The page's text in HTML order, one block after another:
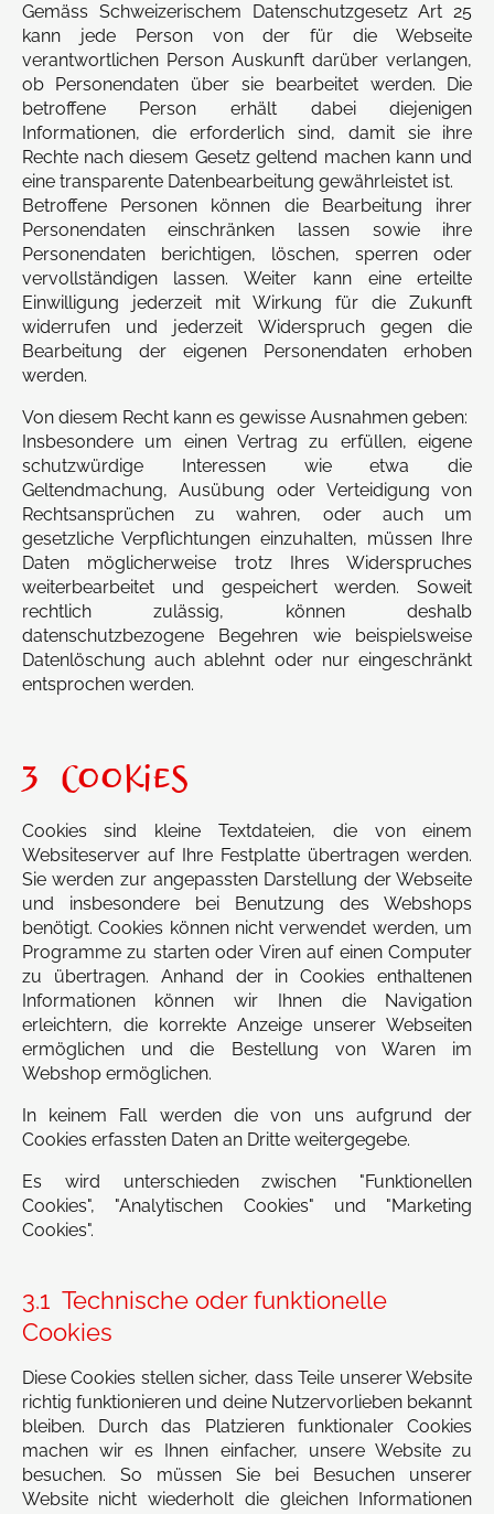
Gemäss Schweizerischem Datenschutzgesetz Art 25
kann jede Person von der für die Webseite
verantwortlichen Person Auskunft darüber verlangen,
ob Personendaten über sie bearbeitet werden. Die
betroffene Person erhält dabei diejenigen
Informationen, die erforderlich sind, damit sie ihre
Rechte nach diesem Gesetz geltend machen kann und
eine transparente Datenbearbeitung gewährleistet ist.
Betroffene Personen können die Bearbeitung ihrer
Personendaten einschränken lassen sowie ihre
Personendaten berichtigen, löschen, sperren oder
vervollständigen lassen. Weiter kann eine erteilte
Einwilligung jederzeit mit Wirkung für die Zukunft
widerrufen und jederzeit Widerspruch gegen die
Bearbeitung der eigenen Personendaten erhoben
werden.
Von diesem Recht kann es gewisse Ausnahmen geben:
Insbesondere um einen Vertrag zu erfüllen, eigene
schutzwürdige Interessen wie etwa die
Geltendmachung, Ausübung oder Verteidigung von
Rechtsansprüchen zu wahren, oder auch um
gesetzliche Verpflichtungen einzuhalten, müssen Ihre
Daten möglicherweise trotz Ihres Widerspruches
weiterbearbeitet und gespeichert werden. Soweit
rechtlich zulässig, können deshalb
datenschutzbezogene Begehren wie beispielsweise
Datenlöschung auch ablehnt oder nur eingeschränkt
entsprochen werden.
3 COOKIES
Cookies sind kleine Textdateien, die von einem
Websiteserver auf Ihre Festplatte übertragen werden.
Sie werden zur angepassten Darstellung der Webseite
und insbesondere bei Benutzung des Webshops
benötigt. Cookies können nicht verwendet werden, um
Programme zu starten oder Viren auf einen Computer
zu übertragen. Anhand der in Cookies enthaltenen
Informationen können wir Ihnen die Navigation
erleichtern, die korrekte Anzeige unserer Webseiten
ermöglichen und die Bestellung von Waren im
Webshop ermöglichen.
In keinem Fall werden die von uns aufgrund der
Cookies erfassten Daten an Dritte weitergegebe.
Es wird unterschieden zwischen "Funktionellen
Cookies", "Analytischen Cookies" und "Marketing
Cookies".
3.1 Technische oder funktionelle
Cookies
Diese Cookies stellen sicher, dass Teile unserer Website
richtig funktionieren und deine Nutzervorlieben bekannt
bleiben. Durch das Platzieren funktionaler Cookies
machen wir es Ihnen einfacher, unsere Website zu
besuchen. So müssen Sie bei Besuchen unserer
Website nicht wiederholt die gleichen Informationen